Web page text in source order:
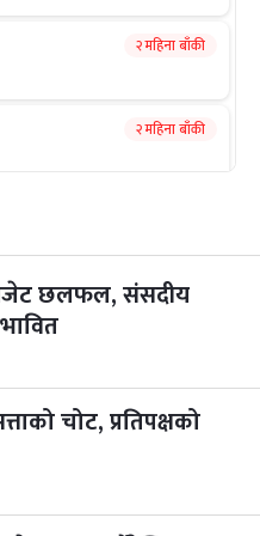
२ महिना बाँकी
२ महिना बाँकी
२ महिना बाँकी
छलफल, संसदीय
चोट, प्रतिपक्षको